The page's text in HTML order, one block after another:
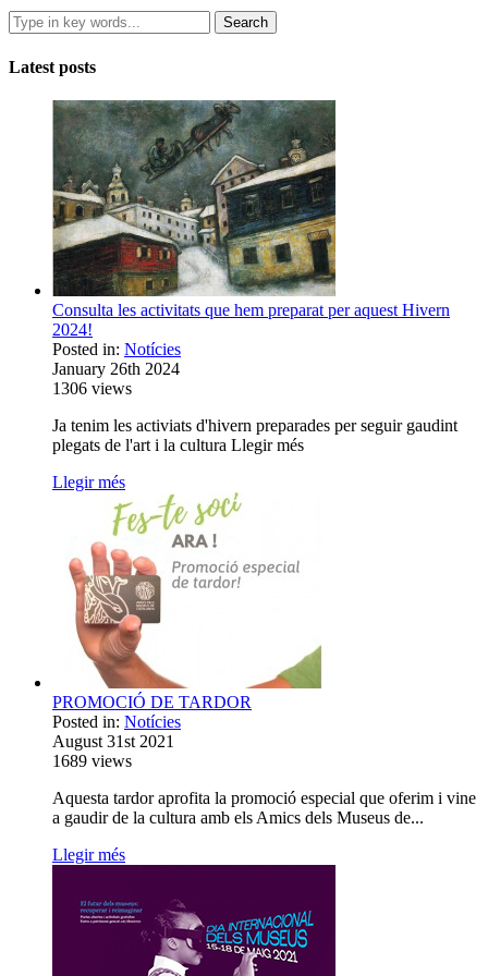
Latest posts
Consulta les activitats que hem preparat per aquest Hivern
2024!
Posted in: Notícies
January 26th 2024
1306 views
Ja tenim les activiats d'hivern preparades per seguir gaudint
plegats de l'art i la cultura Llegir més
Llegir més
PROMOCIÓ DE TARDOR
Posted in: Notícies
August 31st 2021
1689 views
Aquesta tardor aprofita la promoció especial que oferim i vine
a gaudir de la cultura amb els Amics dels Museus de...
Llegir més